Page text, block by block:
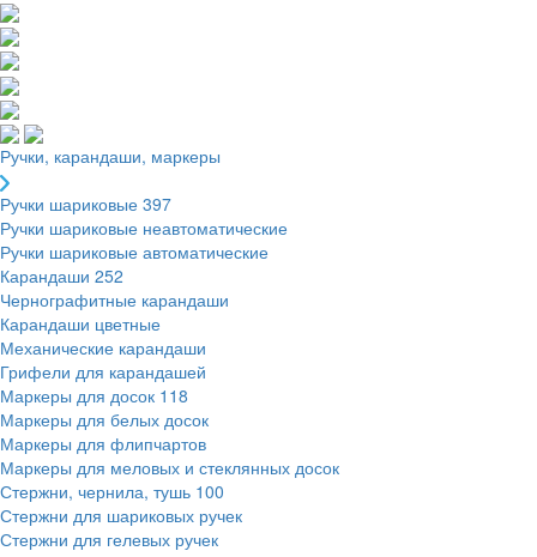
Ручки, карандаши, маркеры
Ручки шариковые 397
Ручки шариковые неавтоматические
Ручки шариковые автоматические
Карандаши 252
Чернографитные карандаши
Карандаши цветные
Механические карандаши
Грифели для карандашей
Маркеры для досок 118
Маркеры для белых досок
Маркеры для флипчартов
Маркеры для меловых и стеклянных досок
Стержни, чернила, тушь 100
Стержни для шариковых ручек
Стержни для гелевых ручек